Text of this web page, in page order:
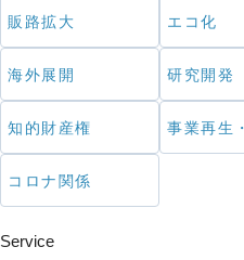
販路拡大 エコ化
海外展開 研究開発
知的財産権 事業再生
コロナ関係
Service